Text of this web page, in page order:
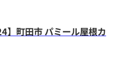
】町田市 パミール屋根カ